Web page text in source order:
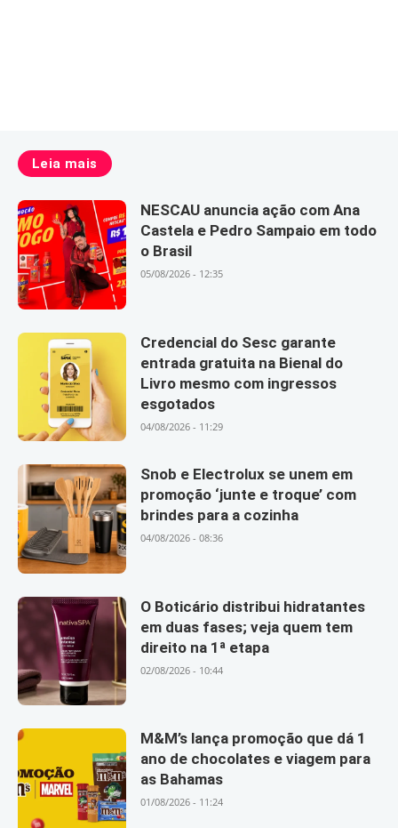
Leia mais
NESCAU anuncia ação com Ana
Castela e Pedro Sampaio em todo
o Brasil
05/08/2026 - 12:35
Credencial do Sesc garante
entrada gratuita na Bienal do
Livro mesmo com ingressos
esgotados
04/08/2026 - 11:29
Snob e Electrolux se unem em
promoção ‘junte e troque’ com
brindes para a cozinha
04/08/2026 - 08:36
O Boticário distribui hidratantes
em duas fases; veja quem tem
direito na 1ª etapa
02/08/2026 - 10:44
M&M’s lança promoção que dá 1
ano de chocolates e viagem para
as Bahamas
01/08/2026 - 11:24